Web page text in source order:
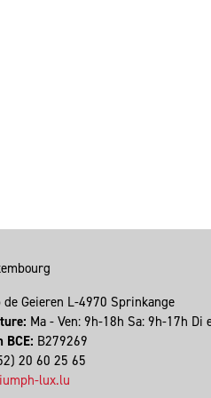
de Geieren L-4970 Sprinkange
Ma - Ven: 9h-18h Sa: 9h-17h Di
BCE: B279269
20 60 25 65
lux.lu